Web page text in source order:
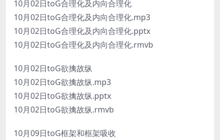
10月02日toG合理化及内向合理化
10月02日toG合理化及内向合理化.mp3
10月02日toG合理化及内向合理化.pptx
10月02日toG合理化及内向合理化.rmvb
10月02日toG欲擒故纵
10月02日toG欲擒故纵.mp3
10月02日toG欲擒故纵.pptx
10月02日toG欲擒故纵.rmvb
10月09日toG框架和框架吸收